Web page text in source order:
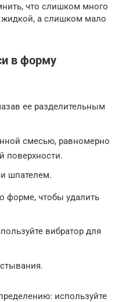
что слишком много
а слишком мало
в форму
ее разделительным
смесью, равномерно
поверхности.
шпателем.
форме, чтобы удалить
вибратор для
используйте